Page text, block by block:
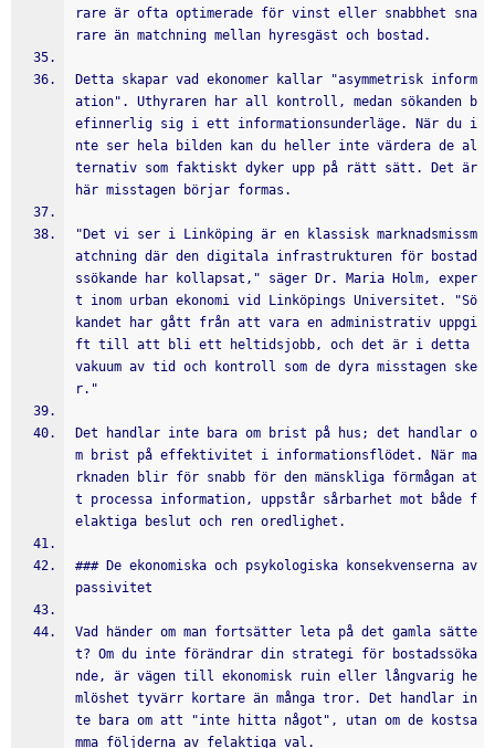
rare är ofta optimerade för vinst eller snabbhet sna
rare än matchning mellan hyresgäst och bostad.
Detta skapar vad ekonomer kallar "asymmetrisk inform
ation". Uthyraren har all kontroll, medan sökanden b
efinnerlig sig i ett informationsunderläge. När du i
nte ser hela bilden kan du heller inte värdera de al
ternativ som faktiskt dyker upp på rätt sätt. Det är
här misstagen börjar formas.
"Det vi ser i Linköping är en klassisk marknadsmissm
atchning där den digitala infrastrukturen för bostad
ssökande har kollapsat," säger Dr. Maria Holm, exper
t inom urban ekonomi vid Linköpings Universitet. "Sö
kandet har gått från att vara en administrativ uppgi
ft till att bli ett heltidsjobb, och det är i detta
vakuum av tid och kontroll som de dyra misstagen ske
r."
Det handlar inte bara om brist på hus; det handlar o
m brist på effektivitet i informationsflödet. När ma
rknaden blir för snabb för den mänskliga förmågan at
t processa information, uppstår sårbarhet mot både f
elaktiga beslut och ren oredlighet.
### De ekonomiska och psykologiska konsekvenserna av
passivitet
Vad händer om man fortsätter leta på det gamla sätte
t? Om du inte förändrar din strategi för bostadssöka
nde, är vägen till ekonomisk ruin eller långvarig he
mlöshet tyvärr kortare än många tror. Det handlar in
te bara om att "inte hitta något", utan om de kostsa
mma följderna av felaktiga val.